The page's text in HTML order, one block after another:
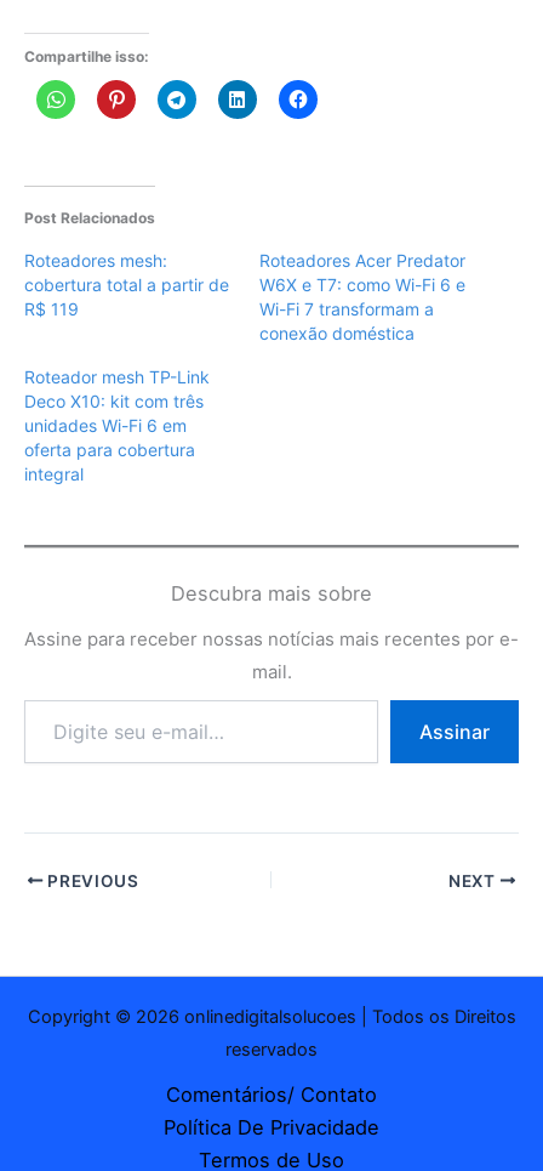
Compartilhe isso:
Post Relacionados
Roteadores mesh:
cobertura total a partir de
R$ 119
Roteadores Acer Predator
W6X e T7: como Wi-Fi 6 e
Wi-Fi 7 transformam a
conexão doméstica
Roteador mesh TP-Link
Deco X10: kit com três
unidades Wi-Fi 6 em
oferta para cobertura
integral
Descubra mais sobre
Assine para receber nossas notícias mais recentes por e-
mail.
e-
Assinar
PREVIOUS NEXT
Copyright © 2026 onlinedigitalsolucoes | Todos os Direitos
reservados
Comentários/ Contato
Política De Privacidade
Termos de Uso